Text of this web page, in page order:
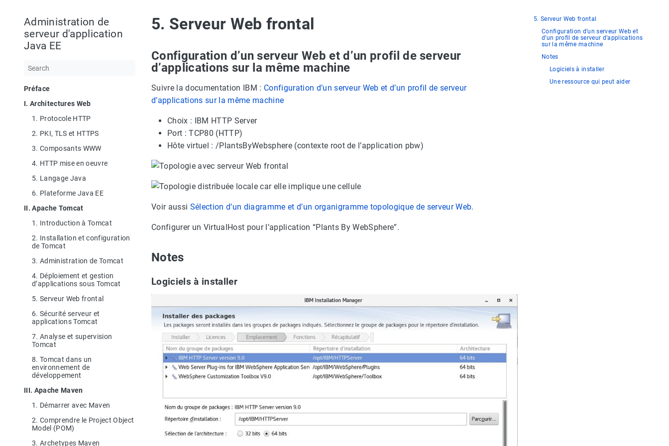
Administration de
serveur d'application
Java EE
Préface
I. Architectures Web
1. Protocole HTTP
2. PKI, TLS et HTTPS
3. Composants WWW
4. HTTP mise en oeuvre
5. Langage Java
6. Plateforme Java EE
II. Apache Tomcat
1. Introduction à Tomcat
2. Installation et configuration
de Tomcat
3. Administration de Tomcat
4. Déploiement et gestion
d’applications sous Tomcat
5. Serveur Web frontal
6. Sécurité serveur et
applications Tomcat
7. Analyse et supervision
Tomcat
8. Tomcat dans un
environnement de
développement
III. Apache Maven
1. Démarrer avec Maven
2. Comprendre le Project Object
Model (POM)
3. Archetypes Maven
5. Serveur Web frontal
Configuration d’un serveur Web et d’un profil de serveur
d’applications sur la même machine
Suivre la documentation IBM : Configuration d’un serveur Web et d’un profil de serveur
d’applications sur la même machine
Choix : IBM HTTP Server
Port : TCP80 (HTTP)
Hôte virtuel : /PlantsByWebsphere (contexte root de l’application pbw)
Voir aussi Sélection d’un diagramme et d’un organigramme topologique de serveur Web.
Configurer un VirtualHost pour l’application “Plants By WebSphere”.
Notes
Logiciels à installer
5. Serveur Web frontal
Configuration d’un serveur Web et
d’un profil de serveur d’applications
sur la même machine
Notes
Logiciels à installer
Une ressource qui peut aider